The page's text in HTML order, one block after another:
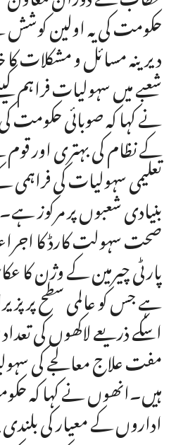
حکومت کی یہ اولین
دیرینہ مسائل و مشکلات کا
شعبے میں سہولیات فراہم
نے کہا کہ صوبائی حکومت
کے نظام کی بہتری اور
تعلیمی سہولیات کی
بنیادی شعبوں پر مرکوز
صحت سہولت کارڈ کا
پارٹی چیرمین کے وژن کا
ہے جس کو عالمی سطح پر
اسکے ذریعے لاکھوں کی
مفت علاج معالجے کی
ہیں۔انھوں نے کہا کہ
اداروں کے معیار کی